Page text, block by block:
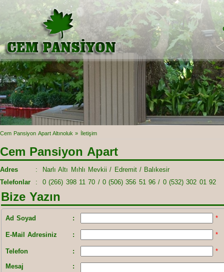
Cem Pansiyon Apart Altınoluk » İletişim
Cem Pansiyon Apart
Adres :
Narlı Altı Mıhlı Mevkii / Edremit / Balıkesir
Telefonlar
: 0 (266) 398 11 70 / 0 (506) 356 51 96 / 0 (532) 302 01 92
Bize Yazın
Ad Soyad : *
E-Mail Adresiniz : *
Telefon :
*
Mesaj
: